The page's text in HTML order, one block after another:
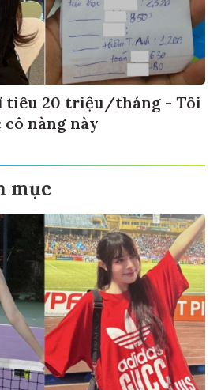
tiêu 20 triệu/tháng - Tôi
nàng này
mục